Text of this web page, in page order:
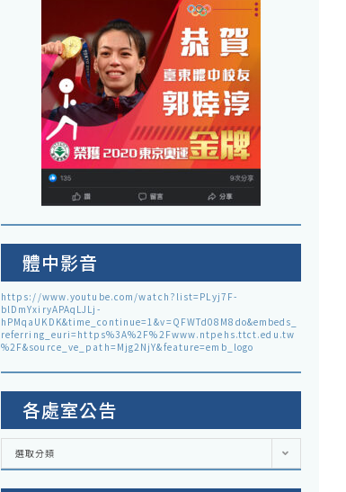
體中影音
https://www.youtube.com/watch?list=PLyj7F-
blDmYxiryAPAqLJLj-
hPMqaUKDK&time_continue=1&v=QFWTd08M8do&embeds_
referring_euri=https%3A%2F%2Fwww.ntpehs.ttct.edu.tw
%2F&source_ve_path=Mjg2NjY&feature=emb_logo
各處室公告
各
室
選取分類